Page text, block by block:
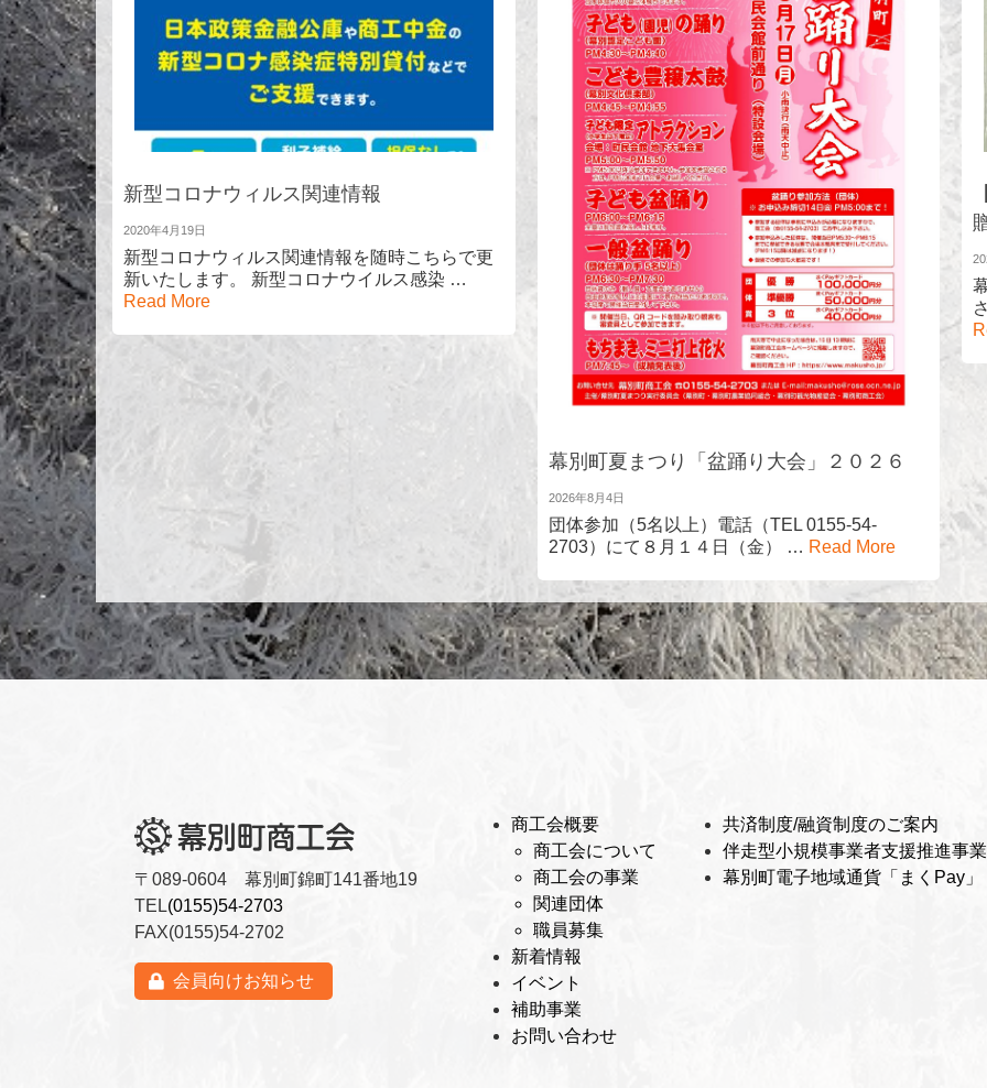
新型コロナウィルス関連情報
2020年4月19日
新型コロナウィルス関連情報を随時こちらで更
新いたします。 新型コロナウイルス感染 …
Read More
幕別町夏まつり「盆踊り大会」２０２６
2026年8月4日
団体参加（5名以上）電話（TEL 0155-54-
2703）にて８月１４日（金） … Read More
〒089-0604 幕別町錦町141番地19
TEL(0155)54-2703
FAX(0155)54-2702
会員向けお知らせ
商工会概要
商工会について
商工会の事業
関連団体
職員募集
新着情報
イベント
補助事業
お問い合わせ
共済制度/融資制度のご案内
伴走型小規模事業者支援推進事業
幕別町電子地域通貨「まくPay」